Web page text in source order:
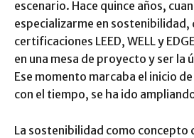
escenario. Hace quince años,
especializarme en sostenibilidad,
certificaciones LEED, WELL y
en una mesa de proyecto y ser la
Ese momento marcaba el inicio
con el tiempo, se ha ido
La sostenibilidad como concepto